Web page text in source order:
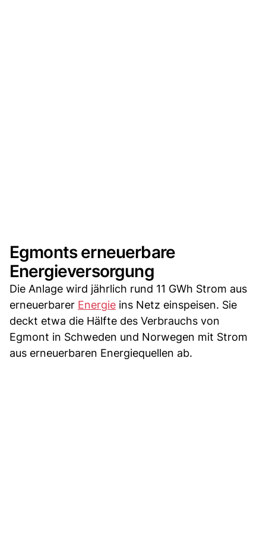
Egmonts erneuerbare
Energieversorgung
Die Anlage wird jährlich rund 11 GWh Strom aus
erneuerbarer Energie ins Netz einspeisen. Sie
deckt etwa die Hälfte des Verbrauchs von
Egmont in Schweden und Norwegen mit Strom
aus erneuerbaren Energiequellen ab.